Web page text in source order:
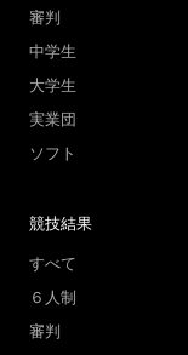
審判
中学生
大学生
実業団
ソフト
競技結果
すべて
６人制
審判